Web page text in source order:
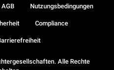
Alle Rechte
AGB Nutzungsbedingungen
Compliance